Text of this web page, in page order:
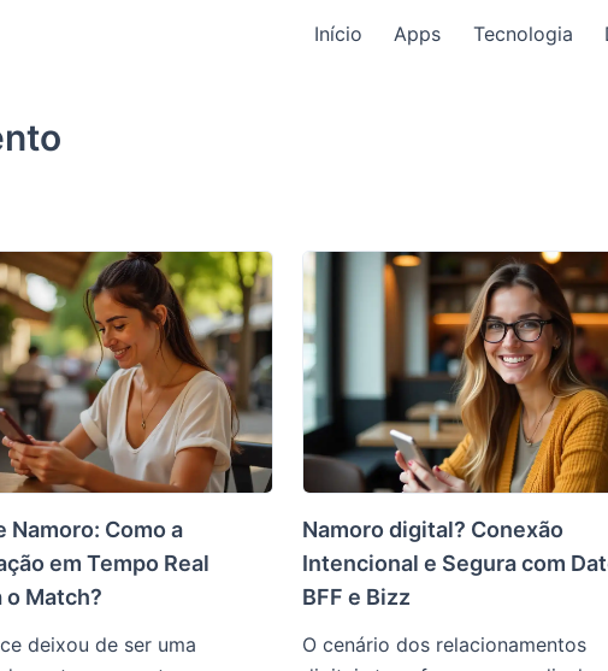
Início Apps Tecnologia
Namoro: Como a
em Tempo Real
o Match?
deixou de ser uma
Namoro digital? Conexão
Intencional e Segura com
BFF e Bizz
O cenário dos relacionamentos